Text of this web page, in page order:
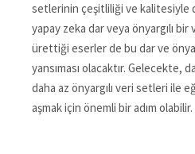
setlerinin çeşitliliği ve kalitesiyle
yapay zeka dar veya önyargılı
ürettiği eserler de bu dar ve
yansıması olacaktır. Gelecekte,
daha az önyargılı veri setleri ile
aşmak için önemli bir adım olabilir.